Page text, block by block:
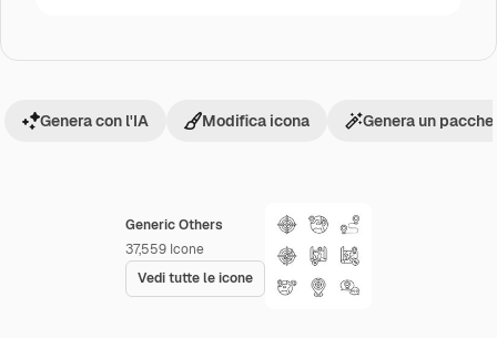
Generic Others
37,559 Icone
Vedi tutte le icone
Genera con l'IA Modifica icona Genera un